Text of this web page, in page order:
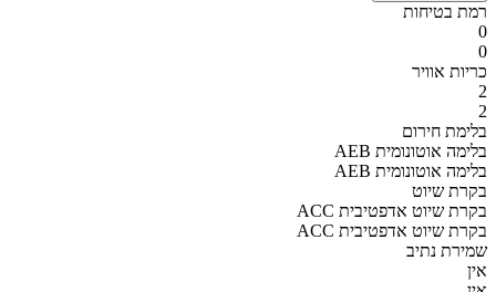
רמת בטיחות
0
0
כריות אוויר
2
2
בלימת חירום
AEB בלימה אוטונומית
AEB בלימה אוטונומית
בקרת שיוט
ACC בקרת שיוט אדפטיבית
ACC בקרת שיוט אדפטיבית
שמירת נתיב
אין